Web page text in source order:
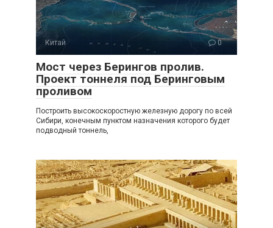
Китай 0
Мост через Берингов пролив.
Проект тоннеля под Беринговым
проливом
Построить высокоскоростную железную дорогу по всей
Сибири, конечным пунктом назначения которого будет
подводный тоннель,